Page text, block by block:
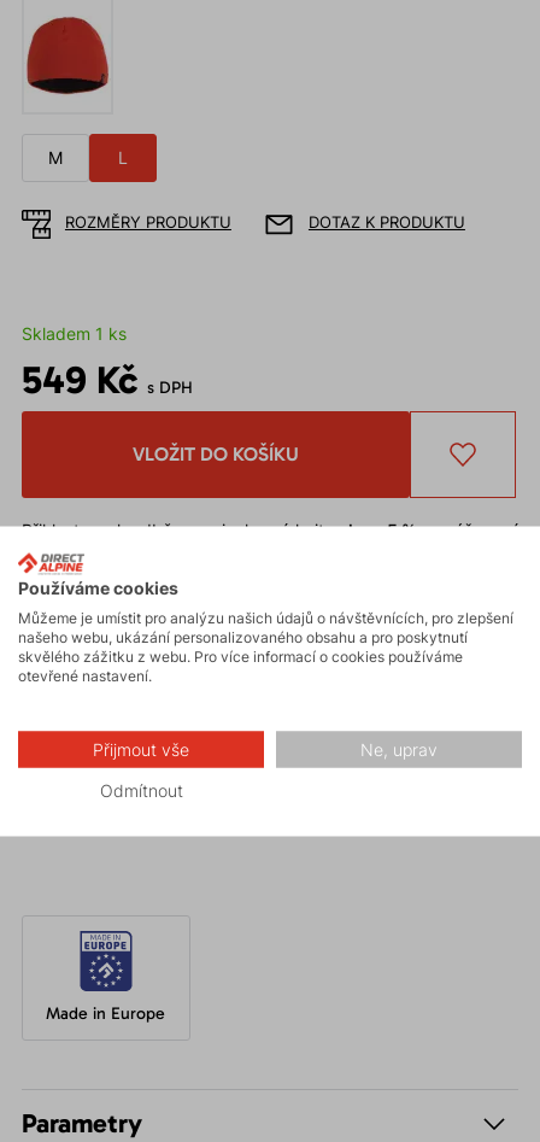
M L
ROZMĚRY PRODUKTU DOTAZ K PRODUKTU
Skladem 1 ks
549 Kč s DPH
VLOŽIT DO KOŠÍKU
Přihlaste se k odběru novineka získejteslevu 5 %na váš první
nákup.
Chceteslevu 10 %* na první nákup?
shop
Slevu nelze uplatnitna již zlevněné zboží.
* Sleva je podmíněna schválením odběru novinek při registraci.
Výborně padnoucí kulich
z prodyšné akrylové
pleteniny s vnitřní fleeceovou vrstvou v neotřelém
Made in Europe
Parametry
Používáme cookies
Můžeme je umístit pro analýzu našich údajů o návštěvnících, pro zlepšení
našeho webu, ukázání personalizovaného obsahu a pro poskytnutí
skvělého zážitku z webu. Pro více informací o cookies používáme
otevřené nastavení.
Přijmout vše Ne, uprav
Odmítnout